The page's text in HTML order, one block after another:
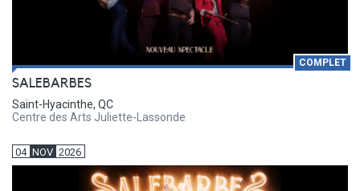
COMPLET
SALEBARBES
Saint-Hyacinthe, QC
Centre des Arts Juliette-Lassonde
04 NOV 2026